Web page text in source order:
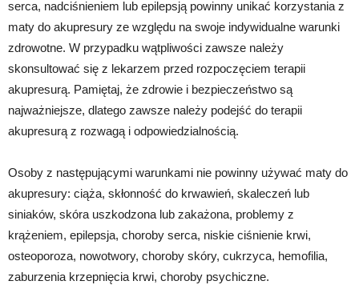
serca, nadciśnieniem lub epilepsją powinny unikać korzystania z
maty do akupresury ze względu na swoje indywidualne warunki
zdrowotne. W przypadku wątpliwości zawsze należy
skonsultować się z lekarzem przed rozpoczęciem terapii
akupresurą. Pamiętaj, że zdrowie i bezpieczeństwo są
najważniejsze, dlatego zawsze należy podejść do terapii
akupresurą z rozwagą i odpowiedzialnością.
Osoby z następującymi warunkami nie powinny używać maty do
akupresury: ciąża, skłonność do krwawień, skaleczeń lub
siniaków, skóra uszkodzona lub zakażona, problemy z
krążeniem, epilepsja, choroby serca, niskie ciśnienie krwi,
osteoporoza, nowotwory, choroby skóry, cukrzyca, hemofilia,
zaburzenia krzepnięcia krwi, choroby psychiczne.